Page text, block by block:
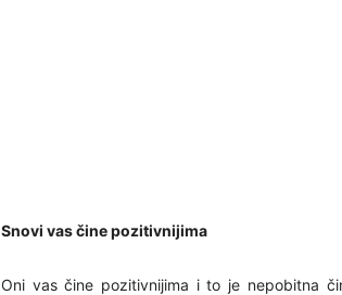
Snovi vas čine pozitivnijima
Oni vas čine pozitivnijima i to je nepobitna